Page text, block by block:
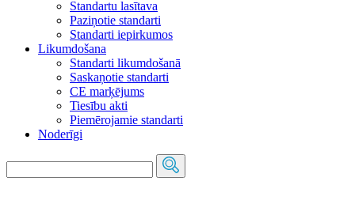
Standartu lasītava
Paziņotie standarti
Standarti iepirkumos
Likumdošana
Standarti likumdošanā
Saskaņotie standarti
CE marķējums
Tiesību akti
Piemērojamie standarti
Noderīgi